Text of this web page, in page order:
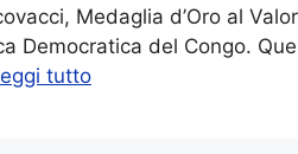
Medaglia d’Oro al
Democratica del Congo.
tutto